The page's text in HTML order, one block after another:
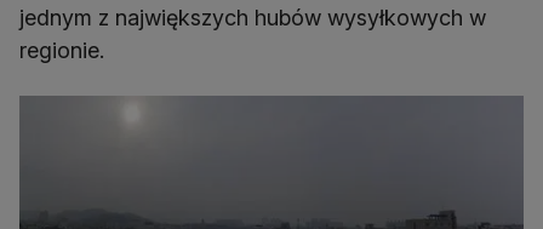
jednym z największych hubów wysyłkowych w
regionie.